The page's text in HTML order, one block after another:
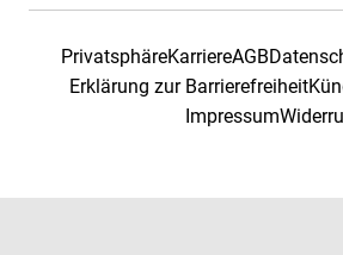
PrivatsphäreKarriereAGB
Erklärung zur Barrierefreiheit
Impressum